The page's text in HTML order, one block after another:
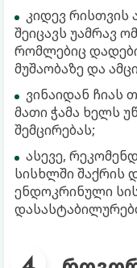
კიდევ რისთვის
შეიცავს უამრავ
რომლებიც
მუშაობაზე და
ვინაიდან ჩიას
მათი ჭამა ხელს
შემცირებას;
ასევე,
სისხლში შაქრის
ენდოკრინული